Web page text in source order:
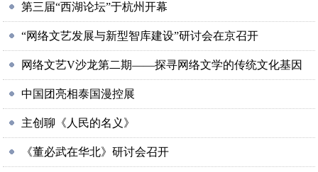
第三届“西湖论坛”于杭州开幕
“网络文艺发展与新型智库建设”研讨会在京召开
网络文艺V沙龙第二期——探寻网络文学的传统文化基因
中国团亮相泰国漫控展
主创聊《人民的名义》
《董必武在华北》研讨会召开